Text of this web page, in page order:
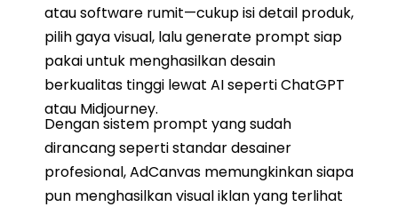
atau software rumit—cukup isi detail produk,
pilih gaya visual, lalu generate prompt siap
pakai untuk menghasilkan desain
berkualitas tinggi lewat AI seperti ChatGPT
atau Midjourney.
Dengan sistem prompt yang sudah
dirancang seperti standar desainer
profesional, AdCanvas memungkinkan siapa
pun menghasilkan visual iklan yang terlihat